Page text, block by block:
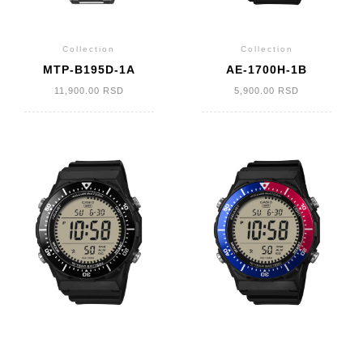
Collection
MTP-B195D-1A
11,900.00 RSD
Collection
AE-1700H-1B
5,900.00 RSD